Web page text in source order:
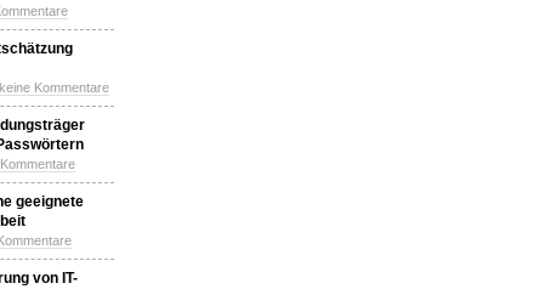
Kommentare
geeignete
von IT-